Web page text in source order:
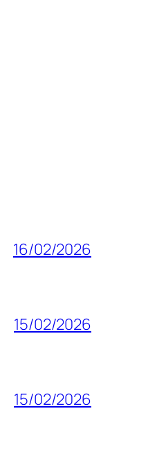
16/02/2026
15/02/2026
15/02/2026